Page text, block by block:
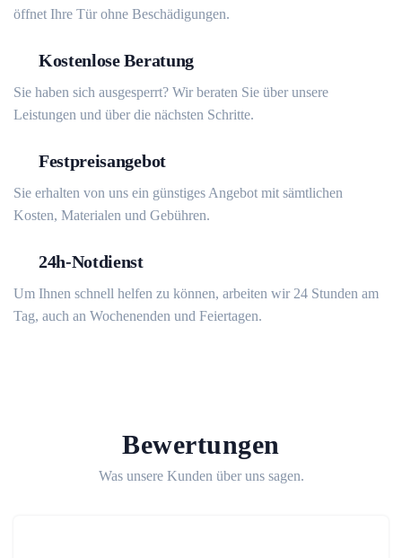
öffnet Ihre Tür ohne Beschädigungen.
Kostenlose Beratung
Sie haben sich ausgesperrt? Wir beraten Sie über unsere
Leistungen und über die nächsten Schritte.
Festpreisangebot
Sie erhalten von uns ein günstiges Angebot mit sämtlichen
Kosten, Materialen und Gebühren.
24h-Notdienst
Um Ihnen schnell helfen zu können, arbeiten wir 24 Stunden am
Tag, auch an Wochenenden und Feiertagen.
Bewertungen
Was unsere Kunden über uns sagen.